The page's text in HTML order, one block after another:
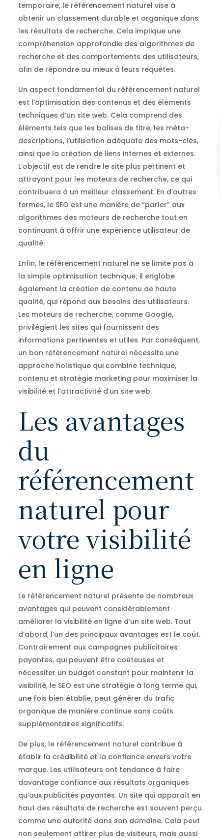
temporaire, le référencement naturel vise à
obtenir un classement durable et organique dans
les résultats de recherche. Cela implique une
compréhension approfondie des algorithmes de
recherche et des comportements des utilisateurs,
afin de répondre au mieux à leurs requêtes.
Un aspect fondamental du référencement naturel
est l’optimisation des contenus et des éléments
techniques d’un site web. Cela comprend des
éléments tels que les balises de titre, les méta-
descriptions, l’utilisation adéquate des mots-clés,
ainsi que la création de liens internes et externes.
L’objectif est de rendre le site plus pertinent et
attrayant pour les moteurs de recherche, ce qui
contribuera à un meilleur classement. En d’autres
termes, le SEO est une manière de “parler” aux
algorithmes des moteurs de recherche tout en
continuant à offrir une expérience utilisateur de
qualité.
Enfin, le référencement naturel ne se limite pas à
la simple optimisation technique; il englobe
également la création de contenu de haute
qualité, qui répond aux besoins des utilisateurs.
Les moteurs de recherche, comme Google,
privilégient les sites qui fournissent des
informations pertinentes et utiles. Par conséquent,
un bon référencement naturel nécessite une
approche holistique qui combine technique,
contenu et stratégie marketing pour maximiser la
visibilité et l’attractivité d’un site web.
Les avantages
du
référencement
naturel pour
votre visibilité
en ligne
Le référencement naturel présente de nombreux
avantages qui peuvent considérablement
améliorer la visibilité en ligne d’un site web. Tout
d’abord, l’un des principaux avantages est le coût.
Contrairement aux campagnes publicitaires
payantes, qui peuvent être coûteuses et
nécessiter un budget constant pour maintenir la
visibilité, le SEO est une stratégie à long terme qui,
une fois bien établie, peut générer du trafic
organique de manière continue sans coûts
supplémentaires significatifs.
De plus, le référencement naturel contribue à
établir la crédibilité et la confiance envers votre
marque. Les utilisateurs ont tendance à faire
davantage confiance aux résultats organiques
qu’aux publicités payantes. Un site qui apparaît en
haut des résultats de recherche est souvent perçu
comme une autorité dans son domaine. Cela peut
non seulement attirer plus de visiteurs, mais aussi